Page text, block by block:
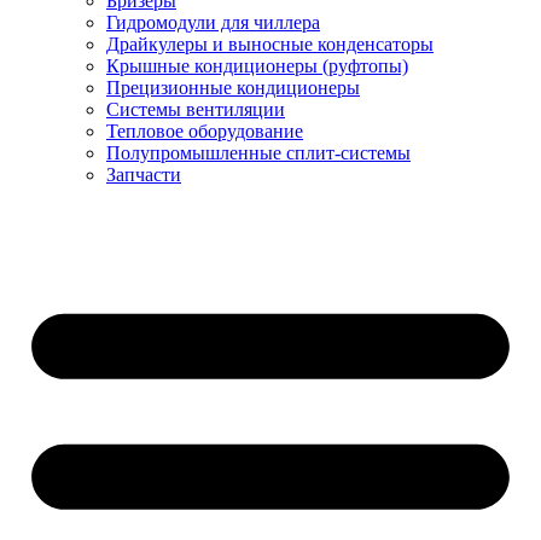
Гидромодули для чиллера
Драйкулеры и выносные конденсаторы
Крышные кондиционеры (руфтопы)
Прецизионные кондиционеры
Системы вентиляции
Тепловое оборудование
Полупромышленные сплит-системы
Запчасти